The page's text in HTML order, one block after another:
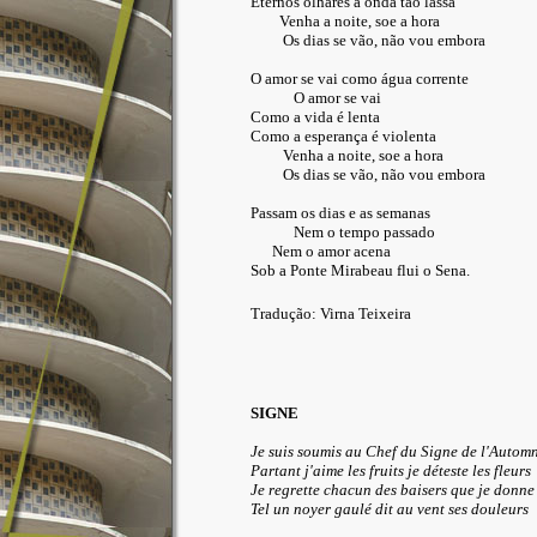
Venha a noite, soe a hora
Os dias se vão, não vou embora
O amor se vai como água corrente
O amor se vai
Como a vida é lenta
Como a esperança é violenta
Venha a noite, soe a hora
Os dias se vão, não vou embora
Passam os dias e as semanas
Nem o tempo passado
Nem o amor acena
Sob a Ponte Mirabeau flui o Sena.
Tradução: Virna Teixeira
SIGNE
Je suis soumis au Chef du Signe de
Partant j'aime les fruits je déteste les fleurs
Je regrette chacun des baisers que je donne
Tel un noyer gaulé dit au vent ses douleurs